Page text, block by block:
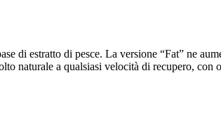
di estratto di pesce. La versione “Fat” ne
naturale a qualsiasi velocità di recupero, con